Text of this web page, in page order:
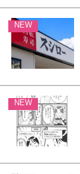
NEW
NEW